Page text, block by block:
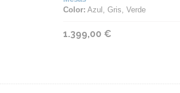
Color: Azul, Gris, Verde
1.399,00 €